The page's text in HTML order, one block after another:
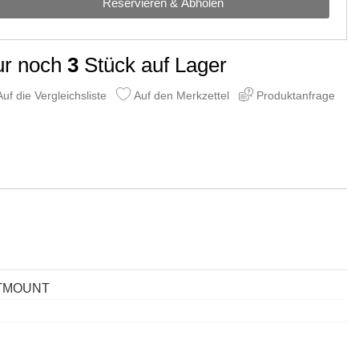
noch3 Stück auf Lager
die Vergleichsliste Auf den Merkzettel Produktanfrage